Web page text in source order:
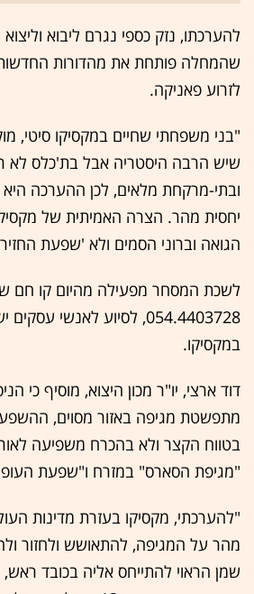
להערכתו, נזק כספי נגרם ליבוא
שהמחלה פותחת את מהדורות החדשות
לזרוע פאניקה.
"בני משפחתי שחיים במקסיקו סיטי,
שיש הרבה היסטריה אבל בת'כלס לא
ובתי-מרקחת מלאים, לכן ההערכה
יחסית מהר. הצרה האמיתית של
הגואה וברוני הסמים ולא 'שפעת
לשכת המסחר מפעילה מהיום קו חם
054.4403728, לסיוע לאנשי
במקסיקו.
דוד ארצי, יו"ר מכון היצוא, מוסיף כי
מתפשטת מגיפה באזור מסוים,
בטווח הקצר ולא בהכרח משפיעה
"מגיפת הסארס" במזרח ו"שפעת
"להערכתי, מקסיקו בעזרת מדינות
מהר על המגיפה, להתאושש ולחזור
שמן הראוי להתייחס אליה בכובד